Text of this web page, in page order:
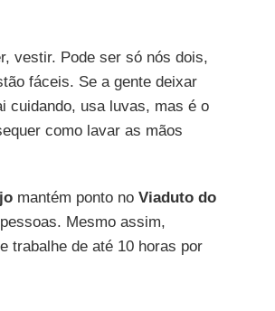
vestir. Pode ser só nós dois,
fáceis. Se a gente deixar
cuidando, usa luvas, mas é o
como lavar as mãos
mantém ponto no Viaduto do
Mesmo assim,
trabalhe de até 10 horas por